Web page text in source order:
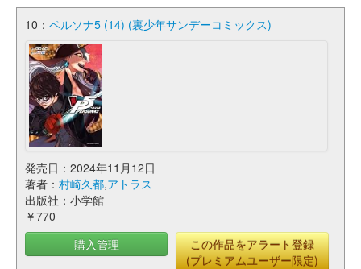
10： ペルソナ5 (14) (裏少年サンデーコミックス)
発売日：2024年11月12日
著者： 村崎久都,アトラス
出版社：小学館
￥770
購入管理
この作品をアラート登録
(プレミアムユーザー限定)